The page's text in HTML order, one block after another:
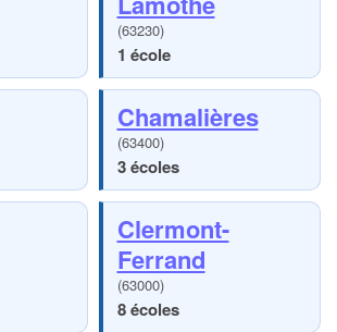
(63230)
1 école
Chamalières
(63400)
3 écoles
Clermont-
Ferrand
(63000)
8 écoles